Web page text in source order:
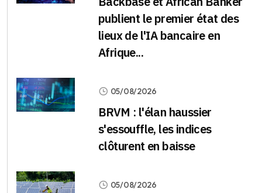
publient le premier état des
lieux de l'IA bancaire en
Afrique...
05/08/2026
BRVM : l'élan haussier
s'essouffle, les indices
clôturent en baisse
05/08/2026